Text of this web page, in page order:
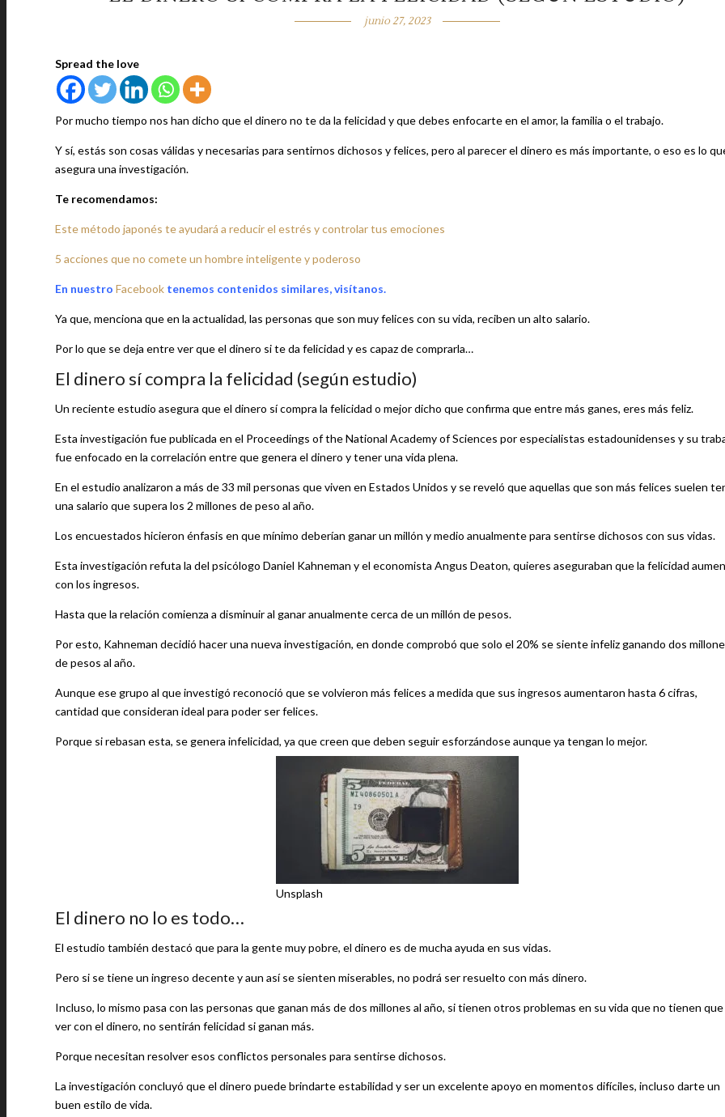
junio 27, 2023
Spread the love
Por mucho tiempo nos han dicho que el dinero no te da la felicidad y que debes enfocarte en el amor, la familia o el trabajo.
Y sí, estás son cosas válidas y necesarias para sentirnos dichosos y felices, pero al parecer el dinero es más importante, o eso es lo
asegura una investigación.
Te recomendamos:
Este método japonés te ayudará a reducir el estrés y controlar tus emociones
5 acciones que no comete un hombre inteligente y poderoso
En nuestro Facebook tenemos contenidos similares, visítanos.
Ya que, menciona que en la actualidad, las personas que son muy felices con su vida, reciben un alto salario.
Por lo que se deja entre ver que el dinero si te da felicidad y es capaz de comprarla…
El dinero sí compra la felicidad (según estudio)
Un reciente estudio asegura que el dinero sí compra la felicidad o mejor dicho que confirma que entre más ganes, eres más feliz.
Esta investigación fue publicada en el Proceedings of the National Academy of Sciences por especialistas estadounidenses y su
fue enfocado en la correlación entre que genera el dinero y tener una vida plena.
En el estudio analizaron a más de 33 mil personas que viven en Estados Unidos y se reveló que aquellas que son más felices suelen
una salario que supera los 2 millones de peso al año.
Los encuestados hicieron énfasis en que mínimo deberían ganar un millón y medio anualmente para sentirse dichosos con sus vidas.
Esta investigación refuta la del psicólogo Daniel Kahneman y el economista Angus Deaton, quieres aseguraban que la felicidad
con los ingresos.
Hasta que la relación comienza a disminuir al ganar anualmente cerca de un millón de pesos.
Por esto, Kahneman decidió hacer una nueva investigación, en donde comprobó que solo el 20% se siente infeliz ganando dos
de pesos al año.
Aunque ese grupo al que investigó reconoció que se volvieron más felices a medida que sus ingresos aumentaron hasta 6 cifras,
cantidad que consideran ideal para poder ser felices.
Porque si rebasan esta, se genera infelicidad, ya que creen que deben seguir esforzándose aunque ya tengan lo mejor.
Unsplash
El dinero no lo es todo…
El estudio también destacó que para la gente muy pobre, el dinero es de mucha ayuda en sus vidas.
Pero si se tiene un ingreso decente y aun así se sienten miserables, no podrá ser resuelto con más dinero.
Incluso, lo mismo pasa con las personas que ganan más de dos millones al año, si tienen otros problemas en su vida que no tienen que
ver con el dinero, no sentirán felicidad si ganan más.
Porque necesitan resolver esos conflictos personales para sentirse dichosos.
La investigación concluyó que el dinero puede brindarte estabilidad y ser un excelente apoyo en momentos difíciles, incluso darte un
buen estilo de vida.